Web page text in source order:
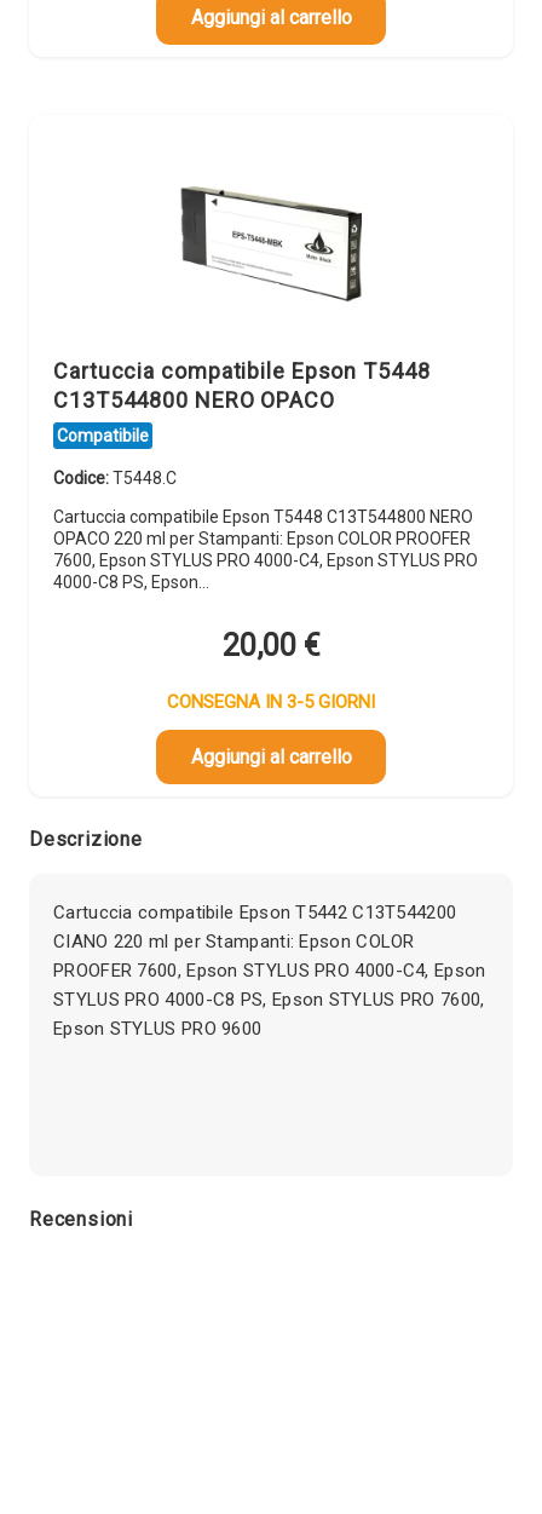
Aggiungi al carrello
Cartuccia compatibile Epson T5448
C13T544800 NERO OPACO
Compatibile
Codice:T5448.C
Cartuccia compatibile Epson T5448 C13T544800 NERO
OPACO 220 ml per Stampanti: Epson COLOR PROOFER
7600, Epson STYLUS PRO 4000-C4, Epson STYLUS PRO
4000-C8 PS, Epson…
20,00 €
CONSEGNA IN 3-5 GIORNI
Aggiungi al carrello
Descrizione
Cartuccia compatibile Epson T5442 C13T544200
CIANO 220 ml per Stampanti: Epson COLOR
PROOFER 7600, Epson STYLUS PRO 4000-C4, Epson
STYLUS PRO 4000-C8 PS, Epson STYLUS PRO 7600,
Epson STYLUS PRO 9600
Recensioni